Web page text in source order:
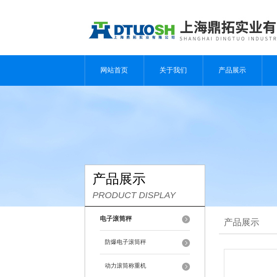
网站首页 关于我们 产品展示
产品展示
PRODUCT DISPLAY
电子滚筒秤
防爆电子滚筒秤
动力滚筒称重机
产品展示